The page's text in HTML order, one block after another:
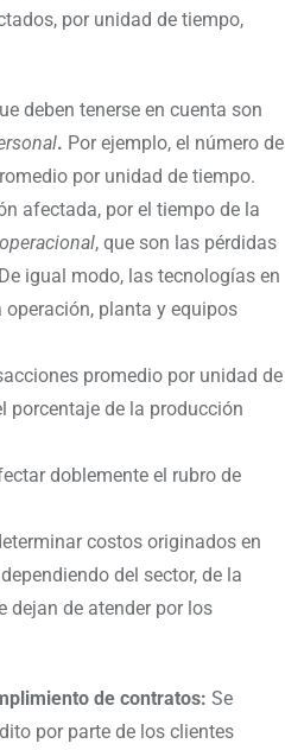
por unidad de tiempo,
deben tenerse en cuenta son
. Por ejemplo, el número de
por unidad de tiempo.
afectada, por el tiempo de la
, que son las pérdidas
igual modo, las tecnologías en
planta y equipos
promedio por unidad de
porcentaje de la producción
doblemente el rubro de
costos originados en
del sector, de la
dejan de atender por los
de contratos: Se
por parte de los clientes